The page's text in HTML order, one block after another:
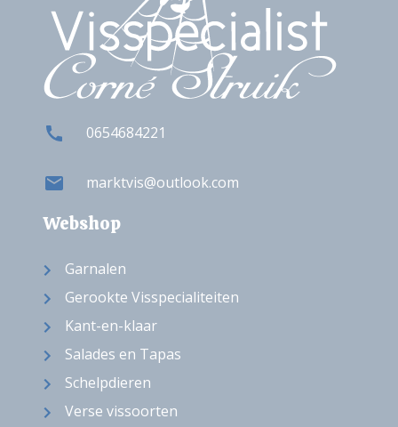
0654684221
marktvis@outlook.com
Webshop
Garnalen
Gerookte Visspecialiteiten
Kant-en-klaar
Salades en Tapas
Schelpdieren
Verse vissoorten